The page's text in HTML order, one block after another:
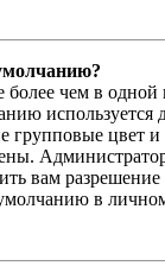
более чем в одной
используется
групповые цвет
вам
в личном